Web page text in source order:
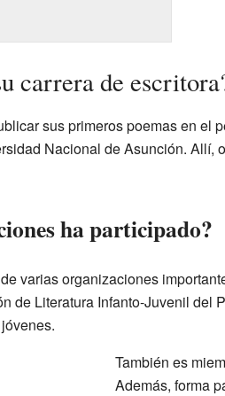
carrera de
sus primeros poemas en
Nacional de Asunción. Allí,
ha participado?
varias organizaciones
de Literatura Infanto-Juvenil del
También es
Además, forma